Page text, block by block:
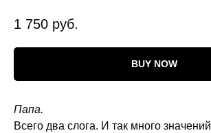
1 750 руб.
BUY NOW
Папа.
Всего два слога. И так много